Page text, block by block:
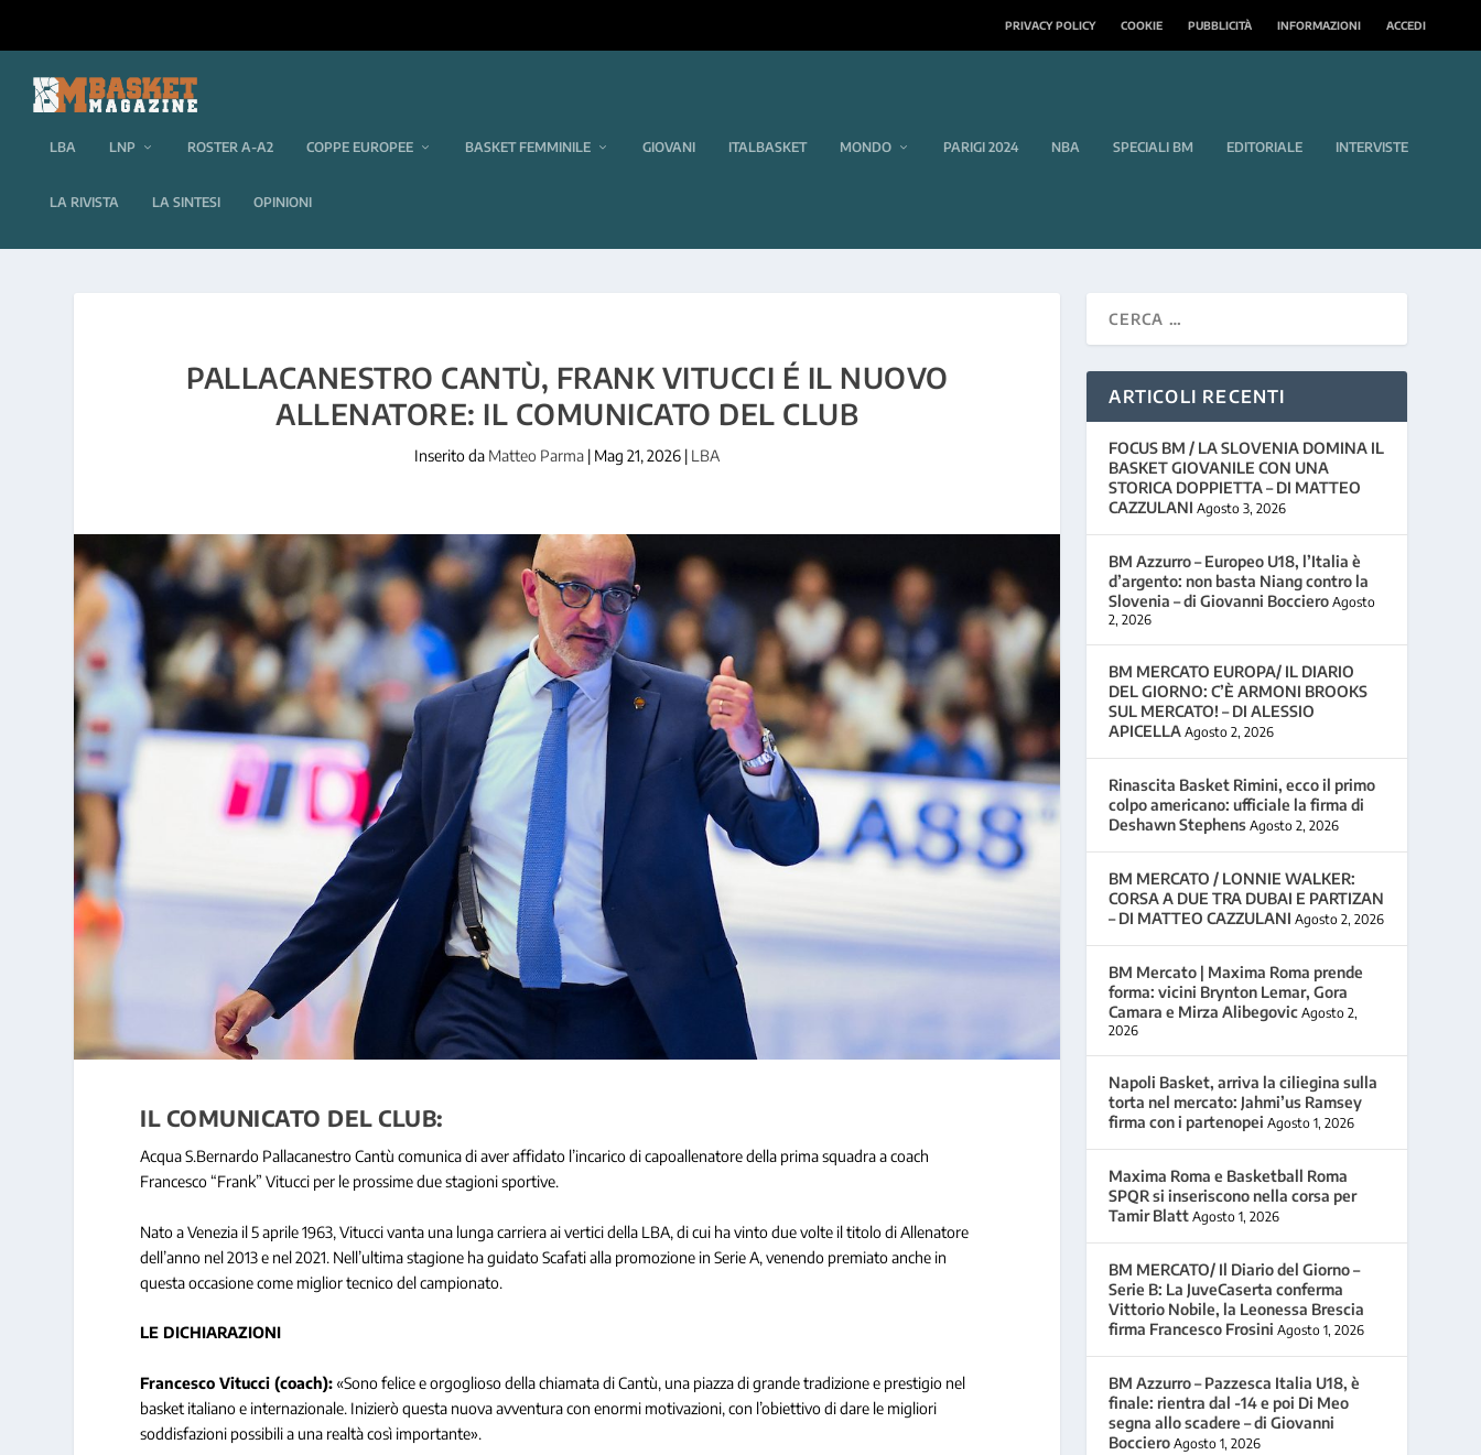
PRIVACY POLICY COOKIE PUBBLICITÀ INFORMAZIONI ACCEDI
LBA LNP ROSTER A-A2 COPPE EUROPEE BASKET FEMMINILE GIOVANI ITALBASKET MONDO PARIGI 2024 NBA SPECIALI BM EDITORIALE INTERVISTE
LA RIVISTA LA SINTESI OPINIONI
PALLACANESTRO CANTÙ, FRANK VITUCCI É IL NUOVO
ALLENATORE: IL COMUNICATO DEL CLUB
Inserito da Matteo Parma | Mag 21, 2026 | LBA
IL COMUNICATO DEL CLUB:
Acqua S.Bernardo Pallacanestro Cantù comunica di aver affidato l’incarico di capoallenatore della prima squadra a coach
Francesco “Frank” Vitucci per le prossime due stagioni sportive.
Nato a Venezia il 5 aprile 1963, Vitucci vanta una lunga carriera ai vertici della LBA, di cui ha vinto due volte il titolo di Allenatore
dell’anno nel 2013 e nel 2021. Nell’ultima stagione ha guidato Scafati alla promozione in Serie A, venendo premiato anche in
questa occasione come miglior tecnico del campionato.
LE DICHIARAZIONI
Francesco Vitucci (coach): «Sono felice e orgoglioso della chiamata di Cantù, una piazza di grande tradizione e prestigio nel
basket italiano e internazionale. Inizierò questa nuova avventura con enormi motivazioni, con l’obiettivo di dare le migliori
soddisfazioni possibili a una realtà così importante».
ARTICOLI RECENTI
FOCUS BM / LA SLOVENIA DOMINA IL
BASKET GIOVANILE CON UNA
STORICA DOPPIETTA – DI MATTEO
CAZZULANI Agosto 3, 2026
BM Azzurro – Europeo U18, l’Italia è
d’argento: non basta Niang contro la
Slovenia – di Giovanni Bocciero Agosto
2, 2026
BM MERCATO EUROPA/ IL DIARIO
DEL GIORNO: C’È ARMONI BROOKS
SUL MERCATO! – DI ALESSIO
APICELLA Agosto 2, 2026
Rinascita Basket Rimini, ecco il primo
colpo americano: ufficiale la firma di
Deshawn Stephens Agosto 2, 2026
BM MERCATO / LONNIE WALKER:
CORSA A DUE TRA DUBAI E PARTIZAN
– DI MATTEO CAZZULANI Agosto 2, 2026
BM Mercato | Maxima Roma prende
forma: vicini Brynton Lemar, Gora
Camara e Mirza Alibegovic Agosto 2,
2026
Napoli Basket, arriva la ciliegina sulla
torta nel mercato: Jahmi’us Ramsey
firma con i partenopei Agosto 1, 2026
Maxima Roma e Basketball Roma
SPQR si inseriscono nella corsa per
Tamir Blatt Agosto 1, 2026
BM MERCATO/ Il Diario del Giorno –
Serie B: La JuveCaserta conferma
Vittorio Nobile, la Leonessa Brescia
firma Francesco Frosini Agosto 1, 2026
BM Azzurro – Pazzesca Italia U18, è
finale: rientra dal -14 e poi Di Meo
segna allo scadere – di Giovanni
Bocciero Agosto 1, 2026